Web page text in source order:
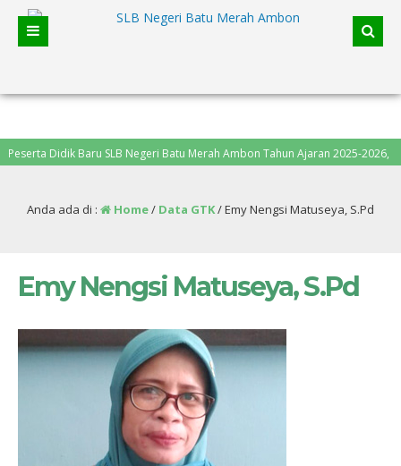
Didik Baru SLB Negeri Batu Merah Ambon Tahun Ajaran 2025-2026,
Anda ada di : Home/ Data GTK/Emy Nengsi Matuseya, S.Pd
Emy Nengsi Matuseya, S.Pd